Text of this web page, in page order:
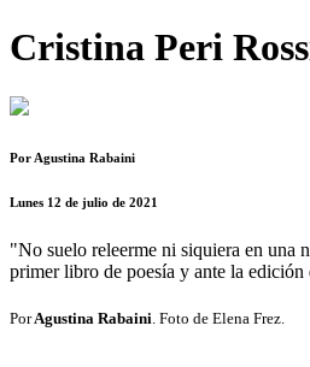
Cristina Peri
Por Agustina Rabaini
Lunes 12 de julio de 2021
"No suelo releerme ni siquiera en una
primer libro de poesía y ante la
PorAgustina Rabaini . Foto de Elena Frez.